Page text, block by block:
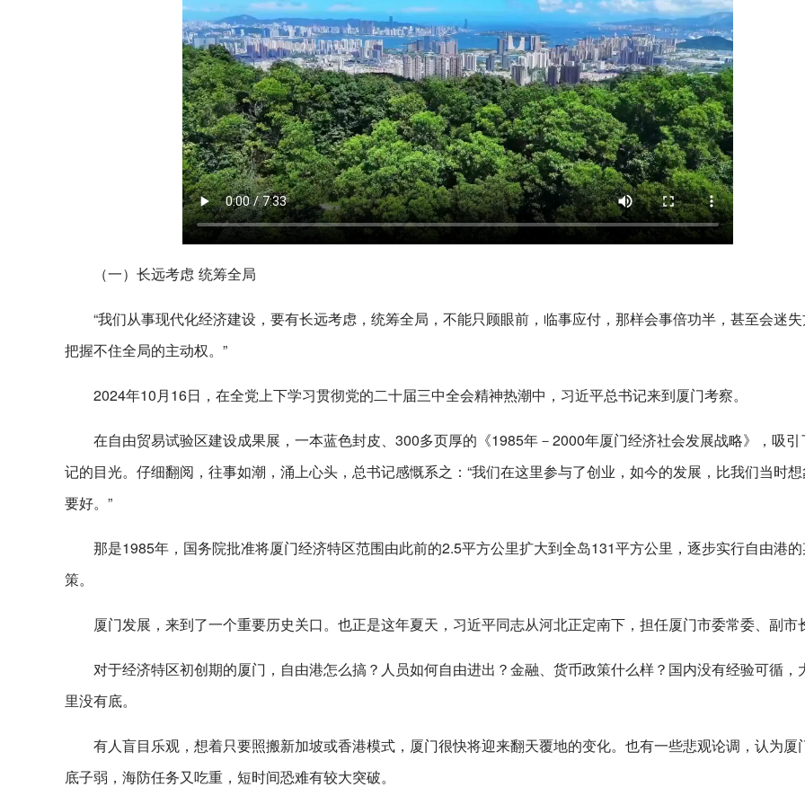
（一）长远考虑 统筹全局
“我们从事现代化经济建设，要有长远考虑，统筹全局，不能只顾眼前，临事应付，那样会事倍功半，甚至会迷
把握不住全局的主动权。”
2024年10月16日，在全党上下学习贯彻党的二十届三中全会精神热潮中，习近平总书记来到厦门考察。
在自由贸易试验区建设成果展，一本蓝色封皮、300多页厚的《1985年－2000年厦门经济社会发展战略》，吸引
记的目光。仔细翻阅，往事如潮，涌上心头，总书记感慨系之：“我们在这里参与了创业，如今的发展，比我们当时
要好。”
那是1985年，国务院批准将厦门经济特区范围由此前的2.5平方公里扩大到全岛131平方公里，逐步实行自由港
策。
厦门发展，来到了一个重要历史关口。也正是这年夏天，习近平同志从河北正定南下，担任厦门市委常委、副市
对于经济特区初创期的厦门，自由港怎么搞？人员如何自由进出？金融、货币政策什么样？国内没有经验可循，
里没有底。
有人盲目乐观，想着只要照搬新加坡或香港模式，厦门很快将迎来翻天覆地的变化。也有一些悲观论调，认为厦
底子弱，海防任务又吃重，短时间恐难有较大突破。